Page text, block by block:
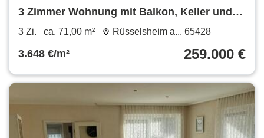
3 Zimmer Wohnung mit Balkon, Keller und
Stellplatz
3 Zi. ca. 71,00 m² Rüsselsheim a... 65428
3.648 €/m² 259.000 €